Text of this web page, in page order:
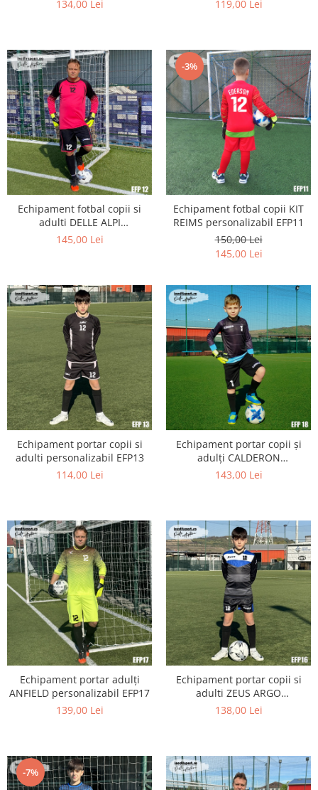
134,00 Lei 119,00 Lei
Echipament fotbal copii si
adulti DELLE ALPI
personalizabil EFP12
145,00 Lei
-3%
Echipament fotbal copii KIT
REIMS personalizabil EFP11
150,00 Lei
145,00 Lei
Echipament portar copii si
adulti personalizabil EFP13
114,00 Lei
Echipament portar copii și
adulți CALDERON
personalizabil EFP18
143,00 Lei
Echipament portar adulți
ANFIELD personalizabil EFP17
139,00 Lei
Echipament portar copii si
adulti ZEUS ARGO
personalizabil EFP16
138,00 Lei
-7%